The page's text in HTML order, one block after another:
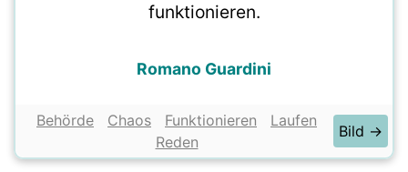
funktionieren.
Romano Guardini
Behörde Chaos Funktionieren
Laufen
Reden
Bild →